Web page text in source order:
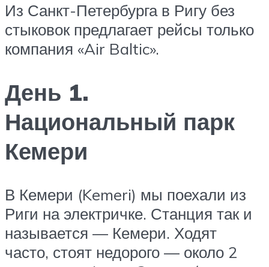
Из Санкт-Петербурга в Ригу без
стыковок предлагает рейсы только
компания «Air Baltic».
День 1.
Национальный парк
Кемери
В Кемери (Kemeri) мы поехали из
Риги на электричке. Станция так и
называется — Кемери. Ходят
часто, стоят недорого — около 2